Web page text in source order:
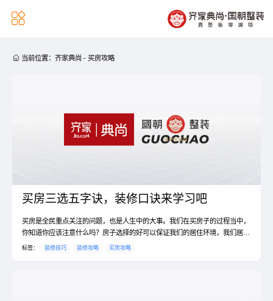

 当前位置： 齐家典尚 - 买房攻略
买房三选五字诀，装修口诀来学习吧
买房是全民重点关注的问题，也是人生中的大事。我们在买房子的过程当中，
你知道你应该注意什么吗？房子选择的好可以保证我们的居住环境，我们居住
的环境好，也会让我们的心情更加的愉快。那么，今天小编就给大家说一说，
标签： 装修技巧 装修攻略 买房攻略